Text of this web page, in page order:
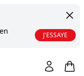
J'ESSAYE